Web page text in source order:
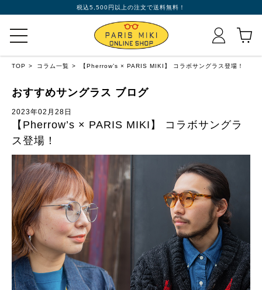
税込5,500円以上の注文で送料無料！
TOP コラム一覧 【Pherrow’s × PARIS MIKI】 コラボサングラス登場！
おすすめサングラス ブログ
2023年02月28日
【Pherrow’s × PARIS MIKI】 コラボサングラ
ス登場！